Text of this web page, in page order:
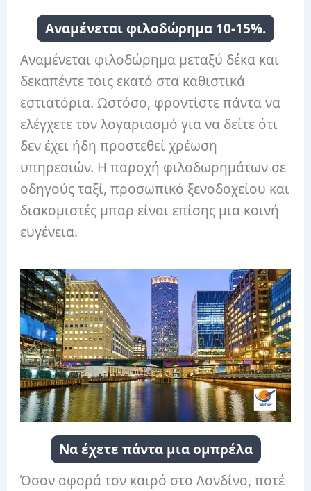
Αναμένεται φιλοδώρημα 10-15%.
Αναμένεται φιλοδώρημα μεταξύ δέκα και
δεκαπέντε τοις εκατό στα καθιστικά
εστιατόρια. Ωστόσο, φροντίστε πάντα να
ελέγχετε τον λογαριασμό για να δείτε ότι
δεν έχει ήδη προστεθεί χρέωση
υπηρεσιών. Η παροχή φιλοδωρημάτων σε
οδηγούς ταξί, προσωπικό ξενοδοχείου και
διακομιστές μπαρ είναι επίσης μια κοινή
ευγένεια.
Να έχετε πάντα μια ομπρέλα
Όσον αφορά τον καιρό στο Λονδίνο, ποτέ